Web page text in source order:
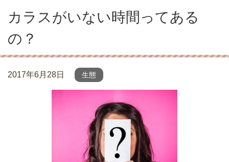
カラスがいない時間ってある
の？
2017年6月28日 生態